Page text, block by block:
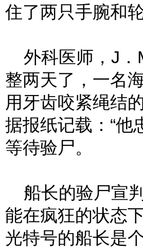
住了两只手腕和
外科医师，J．
整两天了，一名
用牙齿咬紧绳结
据报纸记载：“他
等待验尸。
船长的验尸宣
能在疯狂的状态
光特号的船长是